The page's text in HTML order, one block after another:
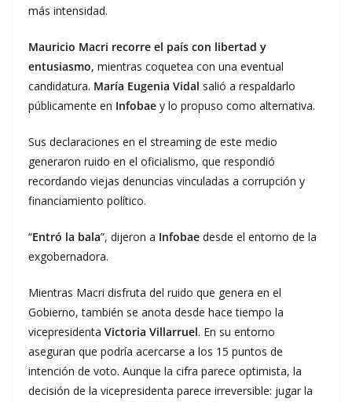
más intensidad.
Mauricio Macri recorre el país con libertad y
entusiasmo, mientras coquetea con una eventual
candidatura. María Eugenia Vidal salió a respaldarlo
públicamente en Infobae y lo propuso como alternativa.
Sus declaraciones en el streaming de este medio
generaron ruido en el oficialismo, que respondió
recordando viejas denuncias vinculadas a corrupción y
financiamiento político.
“Entró la bala”, dijeron a Infobae desde el entorno de la
exgobernadora.
Mientras Macri disfruta del ruido que genera en el
Gobierno, también se anota desde hace tiempo la
vicepresidenta Victoria Villarruel. En su entorno
aseguran que podría acercarse a los 15 puntos de
intención de voto. Aunque la cifra parece optimista, la
decisión de la vicepresidenta parece irreversible: jugar la